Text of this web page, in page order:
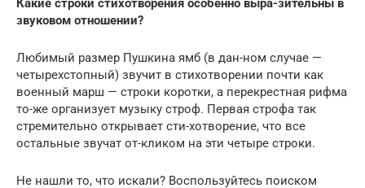
Какие строки стихотворения особенно выра-зительны в
звуковом отношении?
Любимый размер Пушкина ямб (в дан-ном случае —
четырехстопный) звучит в стихотворении почти как
военный марш — строки коротки, а перекрестная рифма
то-же организует музыку строф. Первая строфа так
стремительно открывает сти-хотворение, что все
остальные звучат от-кликом на эти четыре строки.
Не нашли то, что искали? Воспользуйтесь поиском